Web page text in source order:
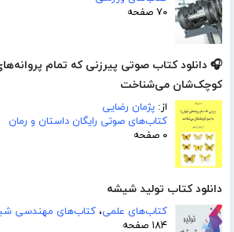
۷۰ صفحه
🎧 دانلود کتاب صوتی پیرزنی که تمام
کوچک‌شان می‌شناخت
از: پژمان رضایی
کتاب‌های صوتی رایگان داستان و رمان
۰ صفحه
دانلود کتاب تولید شیشه
کتاب‌های علمی، کتاب‌های مهندسی
۱۸۴ صفحه